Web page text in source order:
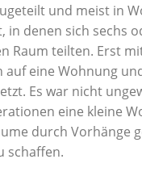
und meist in
in denen sich sechs
Raum teilten. Erst
auf eine Wohnung
Es war nicht
eine kleine
durch Vorhänge
schaffen.